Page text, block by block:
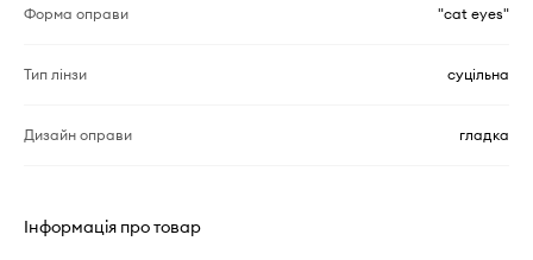
Форма оправи "cat eyes"
Тип лінзи суцільна
Дизайн оправи гладка
Інформація про товар